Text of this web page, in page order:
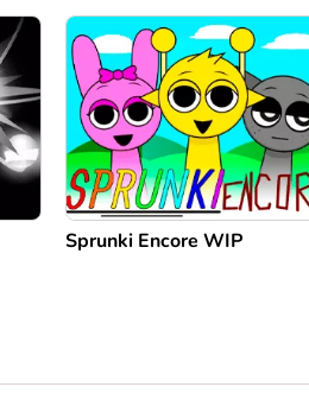
Sprunki Encore WIP